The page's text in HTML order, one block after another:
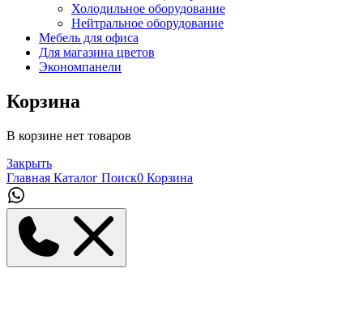
Холодильное оборудование
Нейтральное оборудование
Мебель для офиса
Для магазина цветов
Экономпанели
Корзина
В корзине нет товаров
Закрыть
Главная Каталог Поиск0 Корзина